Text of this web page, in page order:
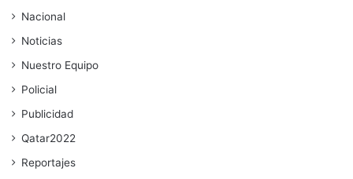
Nacional
Noticias
Nuestro Equipo
Policial
Publicidad
Qatar2022
Reportajes